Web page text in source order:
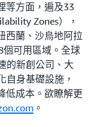
等方面，遍及33
Zones），
西蘭、沙烏地阿拉
個可用區域。全球
的新創公司、大
自身基礎設施，
低成本。欲瞭解更
。